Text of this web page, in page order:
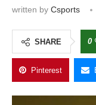
written by Csports
SHARE 0
Pinterest